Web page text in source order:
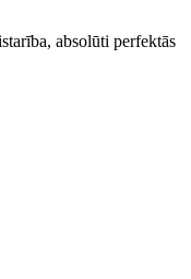
absolūti perfektās